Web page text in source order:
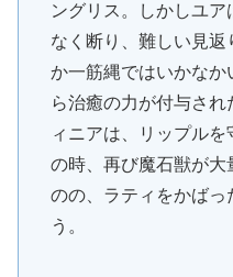
ングリス。しかしユ
なく断り、難しい見
か一筋縄ではいかな
ら治癒の力が付与さ
ィニアは、リップル
の時、再び魔石獣が大
のの、ラティをかばっ
う。